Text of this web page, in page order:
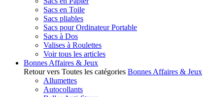
Sacs en Toile
Sacs pliables
Sacs pour Ordinateur Portable
Sacs à Dos
Valises à Roulettes
Voir tous les articles
Bonnes Affaires & Jeux
Retour vers Toutes les catégories Bonnes Affaires & Jeux
Allumettes
Autocollants